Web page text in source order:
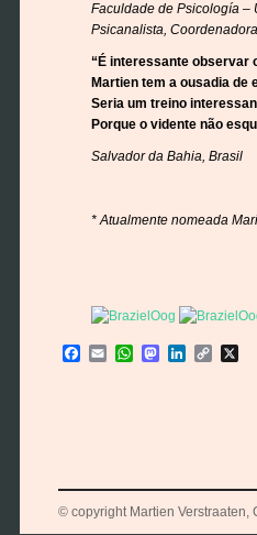
Faculdade de Psicología –
Psicanalista,
“É interessante observar
Martien tem a ousadia de
Seria um treino
Porque o vidente não
Salvador da Bahia, Brasil
* Atualmente nomeada
Facebook
EmailWhatsApp
Mastodon
LinkedIn
Copy
© copyright Martien Verstraaten,